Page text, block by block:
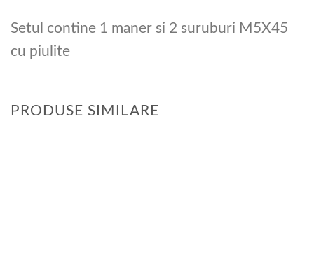
Setul contine 1 maner si 2 suruburi M5X45
cu piulite
PRODUSE SIMILARE